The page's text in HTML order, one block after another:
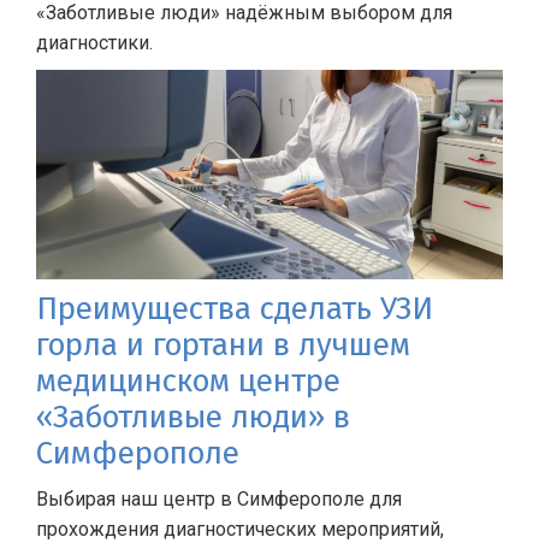
«Заботливые люди» надёжным выбором для
диагностики.
Преимущества сделать УЗИ
горла и гортани в лучшем
медицинском центре
«Заботливые люди» в
Симферополе
Выбирая наш центр в Симферополе для
прохождения диагностических мероприятий,